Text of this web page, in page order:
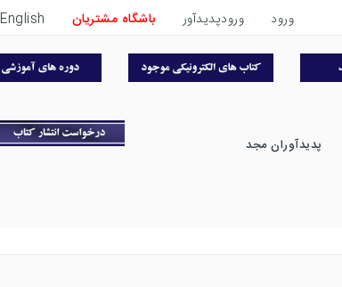
ورود ورودپدیدآور باشگاه مشتریان English
پدیدآوران مجد